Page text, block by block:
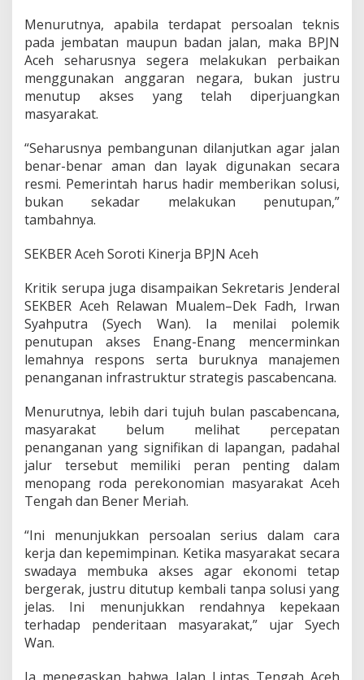
Menurutnya, apabila terdapat persoalan teknis
pada jembatan maupun badan jalan, maka BPJN
Aceh seharusnya segera melakukan perbaikan
menggunakan anggaran negara, bukan justru
menutup akses yang telah diperjuangkan
masyarakat.
“Seharusnya pembangunan dilanjutkan agar jalan
benar-benar aman dan layak digunakan secara
resmi. Pemerintah harus hadir memberikan solusi,
bukan sekadar melakukan penutupan,”
tambahnya.
SEKBER Aceh Soroti Kinerja BPJN Aceh
Kritik serupa juga disampaikan Sekretaris Jenderal
SEKBER Aceh Relawan Mualem–Dek Fadh, Irwan
Syahputra (Syech Wan). Ia menilai polemik
penutupan akses Enang-Enang mencerminkan
lemahnya respons serta buruknya manajemen
penanganan infrastruktur strategis pascabencana.
Menurutnya, lebih dari tujuh bulan pascabencana,
masyarakat belum melihat percepatan
penanganan yang signifikan di lapangan, padahal
jalur tersebut memiliki peran penting dalam
menopang roda perekonomian masyarakat Aceh
Tengah dan Bener Meriah.
“Ini menunjukkan persoalan serius dalam cara
kerja dan kepemimpinan. Ketika masyarakat secara
swadaya membuka akses agar ekonomi tetap
bergerak, justru ditutup kembali tanpa solusi yang
jelas. Ini menunjukkan rendahnya kepekaan
terhadap penderitaan masyarakat,” ujar Syech
Wan.